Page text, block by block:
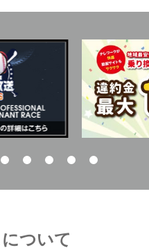
ついて